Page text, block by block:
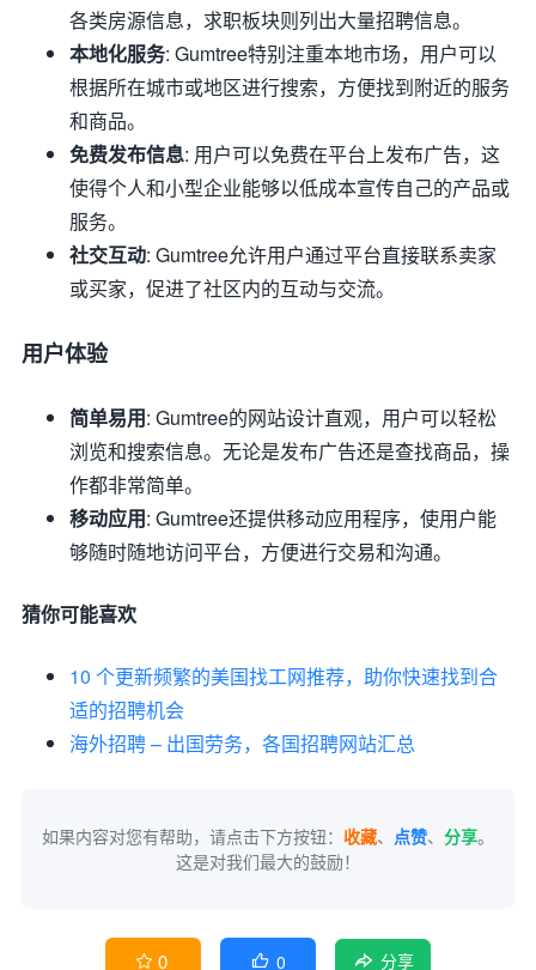
各类房源信息，求职板块则列出大量招聘信息。
本地化服务: Gumtree特别注重本地市场，用户可以
根据所在城市或地区进行搜索，方便找到附近的服务
和商品。
免费发布信息: 用户可以免费在平台上发布广告，这
使得个人和小型企业能够以低成本宣传自己的产品或
服务。
社交互动: Gumtree允许用户通过平台直接联系卖家
或买家，促进了社区内的互动与交流。
用户体验
简单易用: Gumtree的网站设计直观，用户可以轻松
浏览和搜索信息。无论是发布广告还是查找商品，操
作都非常简单。
移动应用: Gumtree还提供移动应用程序，使用户能
够随时随地访问平台，方便进行交易和沟通。
猜你可能喜欢
10 个更新频繁的美国找工网推荐，助你快速找到合
适的招聘机会
海外招聘 – 出国劳务，各国招聘网站汇总
如果内容对您有帮助，请点击下方按钮： 收藏、 点赞、 分享。
这是对我们最大的鼓励！
 0  0 分享